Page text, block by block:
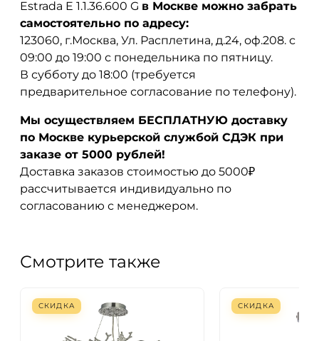
Estrada E 1.1.36.600 G в Москве можно забрать
самостоятельно по адресу:
123060, г.Москва, Ул. Расплетина, д.24, оф.208. с
09:00 до 19:00 с понедельника по пятницу.
В субботу до 18:00 (требуется
предварительное согласование по телефону).
Мы осуществляем БЕСПЛАТНУЮ доставку
по Москве курьерской службой СДЭК при
заказе от 5000 рублей!
Доставка заказов стоимостью до 5000₽
рассчитывается индивидуально по
согласованию с менеджером.
Смотрите также
СКИДКА СКИДКА